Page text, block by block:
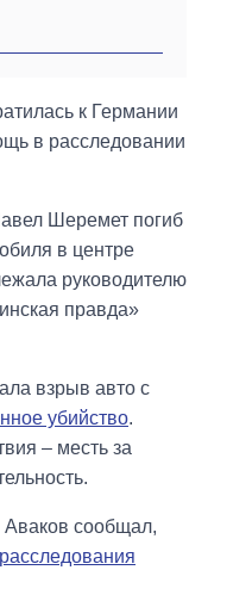
к Германии
в расследовании
Шеремет погиб
в центре
руководителю
правда»
взрыв авто с
убийство.
– месть за
сообщал,